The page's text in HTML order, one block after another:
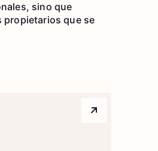
sino que
propietarios que se
Arrow top right